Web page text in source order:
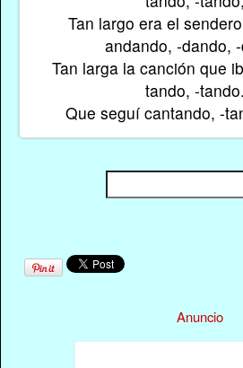
Tan largo era el
andando, -dando,
Tan larga la canción que
tando, -tando.
Que seguí cantando, -
Anuncio